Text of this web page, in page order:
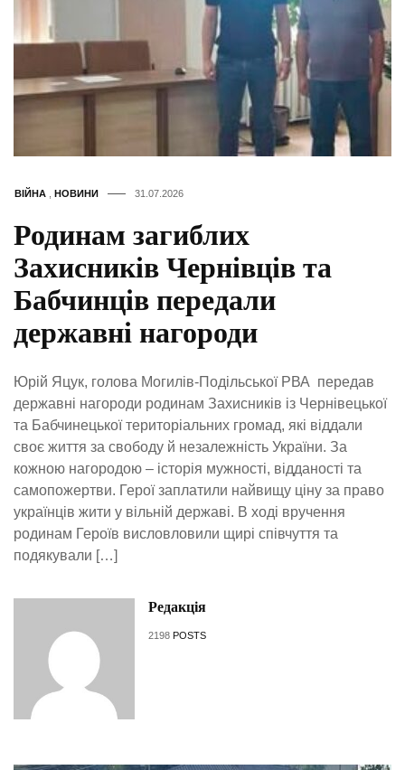
ВІЙНА НОВИНИ 31.07.2026
Родинам загиблих
Захисників Чернівців та
Бабчинців передали
державні нагороди
Юрій Яцук, голова Могилів-Подільської РВА передав
державні нагороди родинам Захисників із Чернівецької
та Бабчинецької територіальних громад, які віддали
своє життя за свободу й незалежність України. За
кожною нагородою – історія мужності, відданості та
самопожертви. Герої заплатили найвищу ціну за право
українців жити у вільній державі. В ході вручення
родинам Героїв висловловили щирі співчуття та
подякували […]
Редакція
2198 POSTS